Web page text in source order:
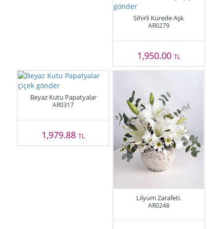
Sihirli Kürede Aşk
AR0279
1,950.00 TL
Beyaz Kutu Papatyalar
AR0317
1,979.88TL
Lilyum Zarafeti.
AR0248